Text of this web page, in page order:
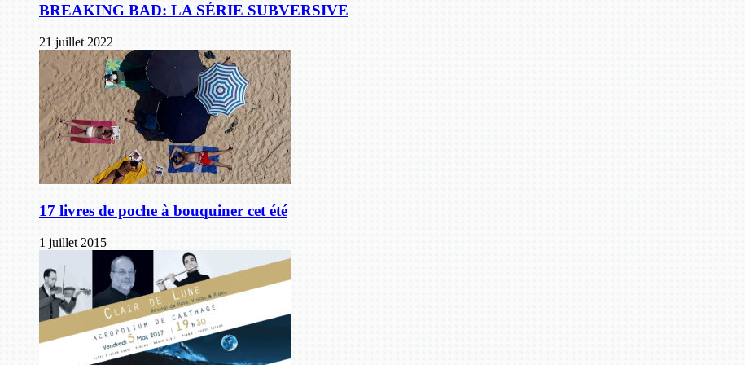
BREAKING BAD: LA SÉRIE SUBVERSIVE
21 juillet 2022
17 livres de poche à bouquiner cet été
1 juillet 2015